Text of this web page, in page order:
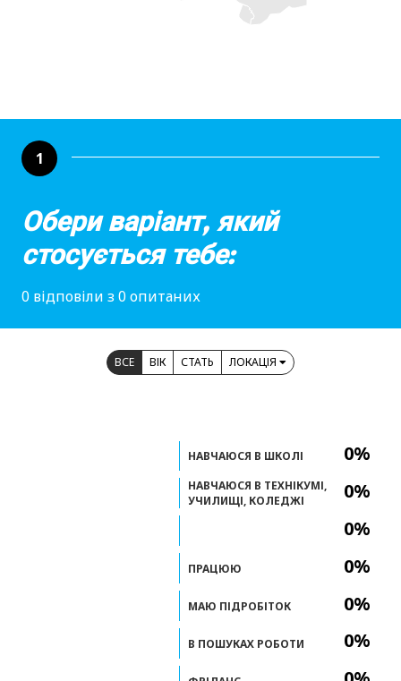
1
Обери варіант, який
стосується тебе:
0 відповіли з 0 опитаних
ВСЕ ВІК СТАТЬ ЛОКАЦІЯ
0%
0%
0%
0%
0%
0%
НАВЧАЮСЯ В ШКОЛІ
НАВЧАЮСЯ В ТЕХНІКУМІ,
УЧИЛИЩІ, КОЛЕДЖІ
ПРАЦЮЮ
МАЮ ПІДРОБІТОК
В ПОШУКАХ РОБОТИ